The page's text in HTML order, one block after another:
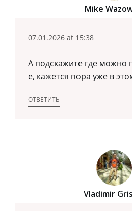
Mike
07.01.2026 at 15:38
А подскажите где можно
е, кажется пора уже в
ОТВЕТИТЬ
Vladimir